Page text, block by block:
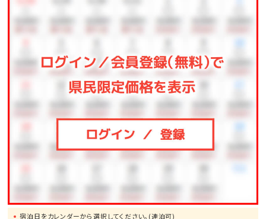
宿泊日をカレンダーから選択してください。(連泊可)